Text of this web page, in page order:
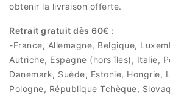
obtenir la livraison offerte.
Retrait gratuit dès 60€ :
-France, Allemagne, Belgique,
Autriche, Espagne (hors îles), Italie,
Danemark, Suède, Estonie, Hongrie,
Pologne, République Tchèque,